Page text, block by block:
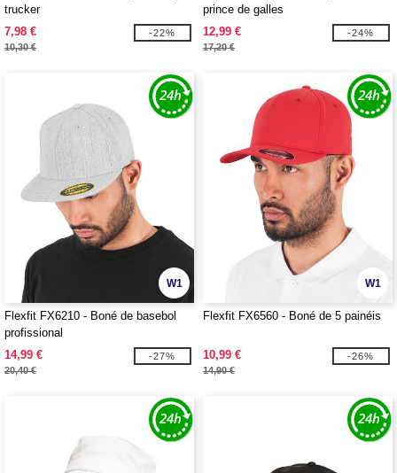
trucker
7,98 €
10,30 €
-22%
prince de galles
12,99 €
17,20 €
-24%
W1
Flexfit FX6210 - Boné de basebol
profissional
14,99 €
20,40 €
-27%
W1
Flexfit FX6560 - Boné de 5 painéis
10,99 €
14,90 €
-26%